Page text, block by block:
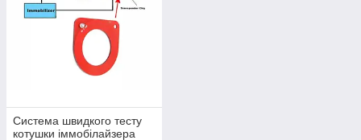
Система швидкого тесту
котушки іммобілайзера